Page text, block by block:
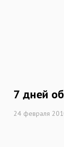
7 дней
24 февраля